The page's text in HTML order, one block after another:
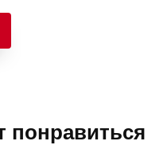
понравиться